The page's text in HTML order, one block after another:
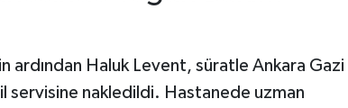
ardından Haluk Levent, süratle Ankara Gazi
servisine nakledildi. Hastanede uzman